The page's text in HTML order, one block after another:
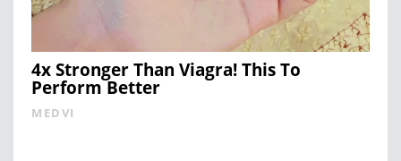
4x Stronger Than Viagra! This To
Perform Better
MEDVI